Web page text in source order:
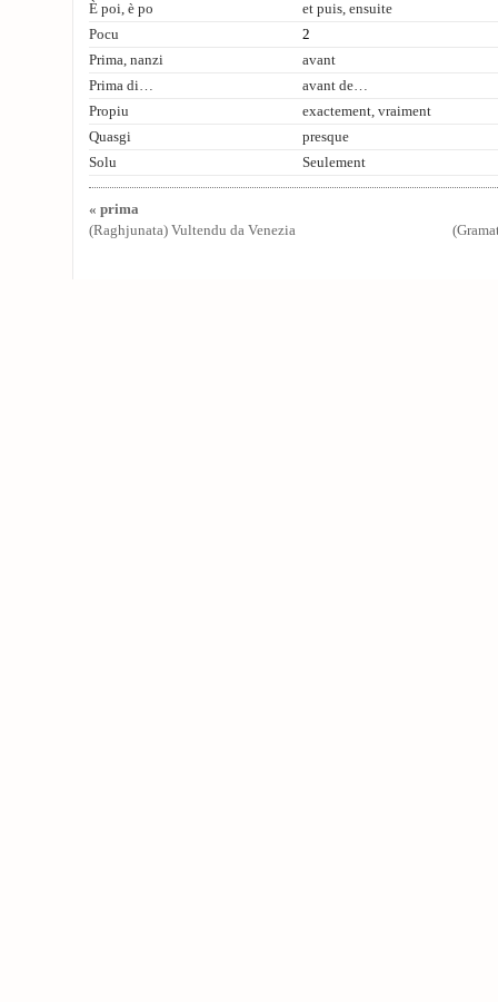
È poi, è po
et puis, ensuite
Pocu
2
Prima, nanzi
avant
Prima di…
avant de…
Propiu
exactement, vraiment
Quasgi
presque
Solu
Seulement
« prima
(Raghjunata) Vultendu da Venezia